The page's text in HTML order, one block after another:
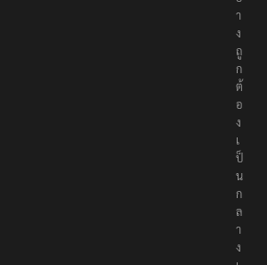
อ
ย่
า
ง
ถู
ก
ต้
อ
ง
เ
ป็
น
ก
ล